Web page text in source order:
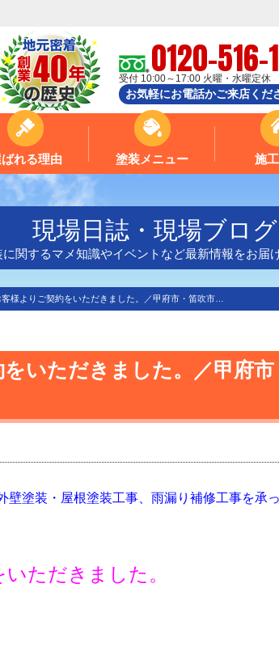
0120-516-
受付 10:00～17:00 火曜・水曜定休
お気軽にお電話かご来店くだ
れる理由 塗装メニュー 施
現場日誌・現場ブログ
に関するマメ知識やイベントなど最新情報をお届
様よりご契約をいただきました。／甲府市・笛吹市…
いただきました。／甲府
壁塗装・屋根塗装工事、雨漏り補修工事を承
ただきました。